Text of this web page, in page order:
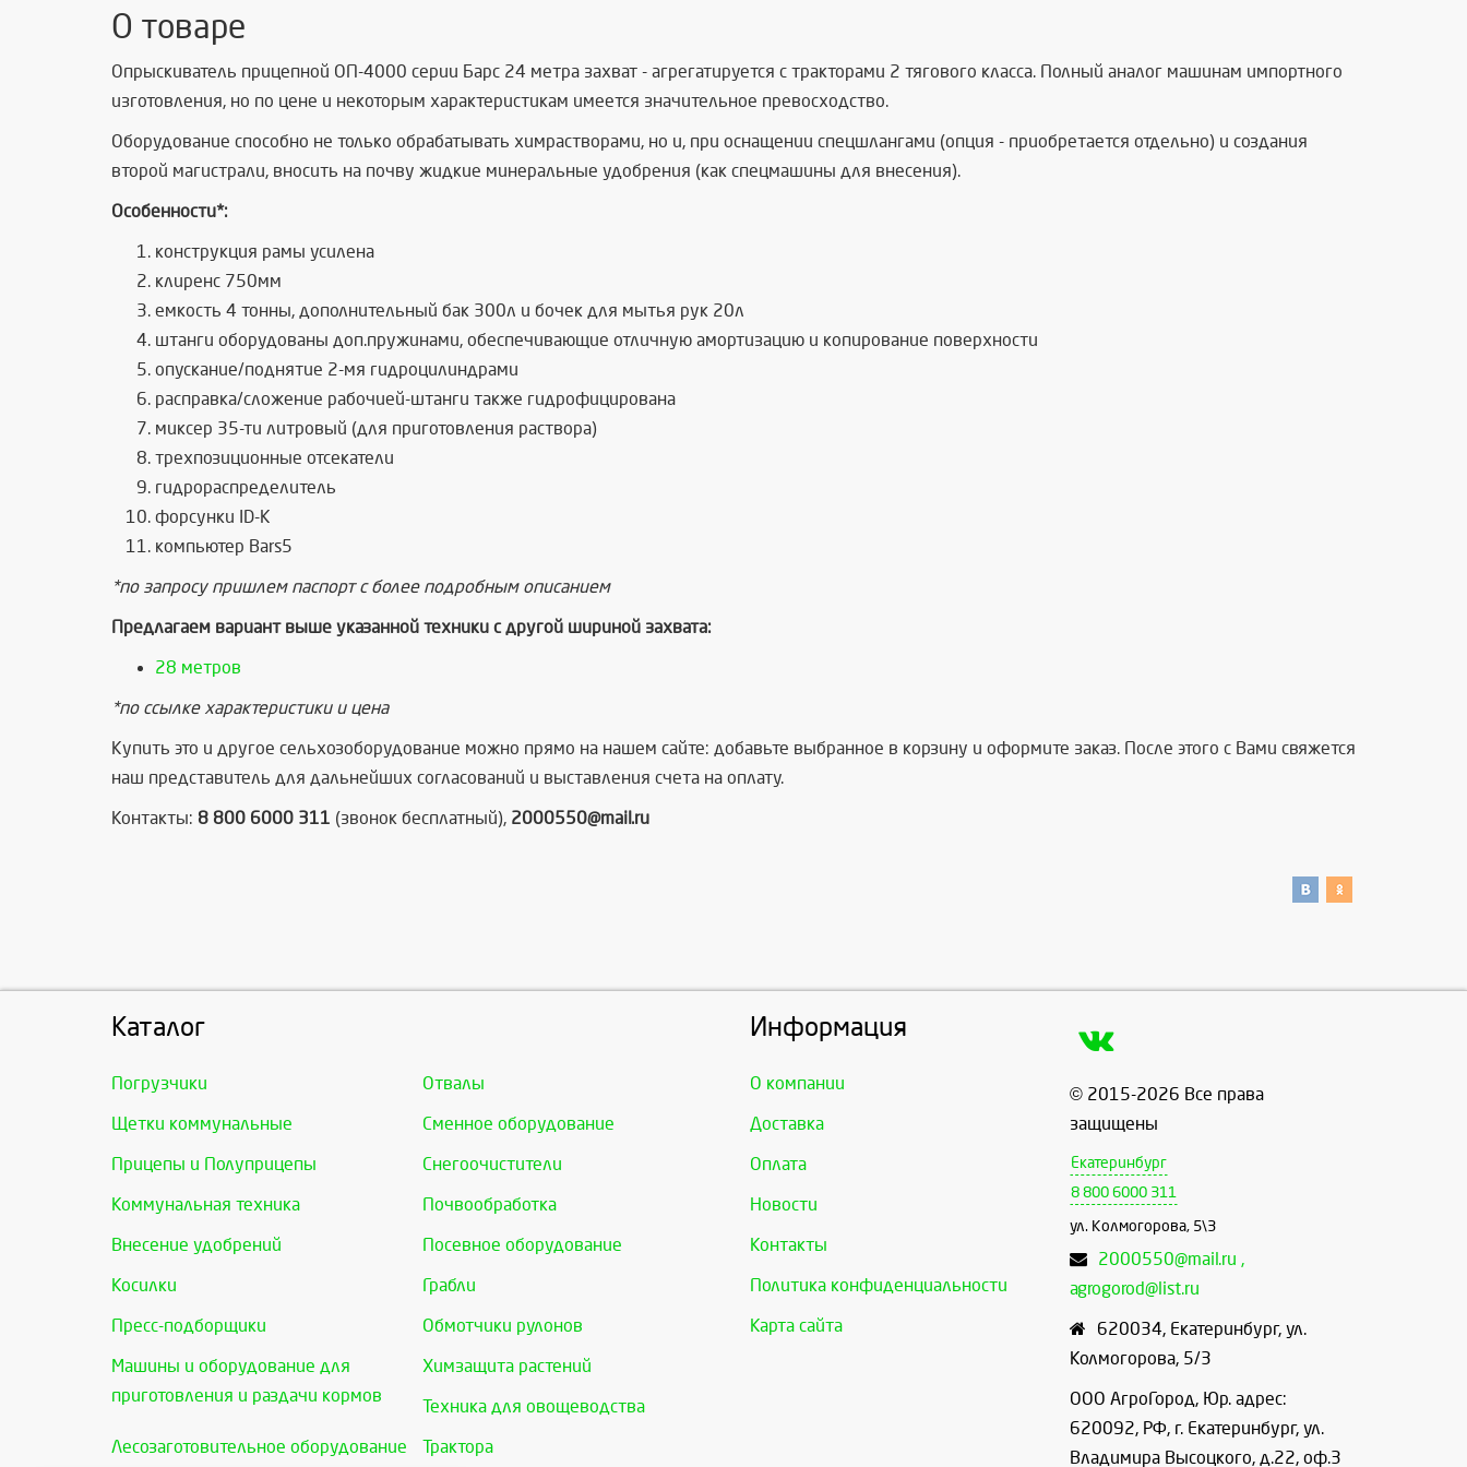
О товаре
Опрыскиватель прицепной ОП-4000 серии Барс 24 метра захват - агрегатируется с тракторами 2 тягового класса. Полный аналог машинам импортного
изготовления, но по цене и некоторым характеристикам имеется значительное превосходство.
Оборудование способно не только обрабатывать химрастворами, но и, при оснащении спецшлангами (опция - приобретается отдельно) и создания
второй магистрали, вносить на почву жидкие минеральные удобрения (как спецмашины для внесения).
Особенности*:
конструкция рамы усилена
клиренс 750мм
емкость 4 тонны, дополнительный бак 300л и бочек для мытья рук 20л
штанги оборудованы доп.пружинами, обеспечивающие отличную амортизацию и копирование поверхности
опускание/поднятие 2-мя гидроцилиндрами
расправка/сложение рабочией-штанги также гидрофицирована
миксер 35-ти литровый (для приготовления раствора)
трехпозиционные отсекатели
гидрораспределитель
форсунки ID-K
компьютер Bars5
*по запросу пришлем паспорт с более подробным описанием
Предлагаем вариант выше указанной техники с другой шириной захвата:
28 метров
*по ссылке характеристики и цена
Купить это и другое сельхозоборудование можно прямо на нашем сайте: добавьте выбранное в корзину и оформите заказ. После этого с Вами свяжется
наш представитель для дальнейших согласований и выставления счета на оплату.
Контакты: 8 800 6000 311 (звонок бесплатный), 2000550@mail.ru
Каталог
Погрузчики Отвалы
Щетки коммунальные Сменное оборудование
Прицепы и Полуприцепы Снегоочистители
Коммунальная техника Почвообработка
Внесение удобрений Посевное оборудование
Косилки Грабли
Пресс-подборщики Обмотчики рулонов
Машины и оборудование для
приготовления и раздачи кормов
Химзащита растений
Техника для овощеводства
Лесозаготовительное оборудование Трактора
Информация
О компании
Доставка
Оплата
Новости
Контакты
Политика конфиденциальности
Карта сайта
© 2015-2026 Все права
защищены
Екатеринбург
8 800 6000 311
ул. Колмогорова, 5\3
2000550@mail.ru ,
agrogorod@list.ru
620034, Екатеринбург, ул.
Колмогорова, 5/3
ООО АгроГород, Юр. адрес:
620092, РФ, г. Екатеринбург, ул.
Владимира Высоцкого, д.22, оф.3